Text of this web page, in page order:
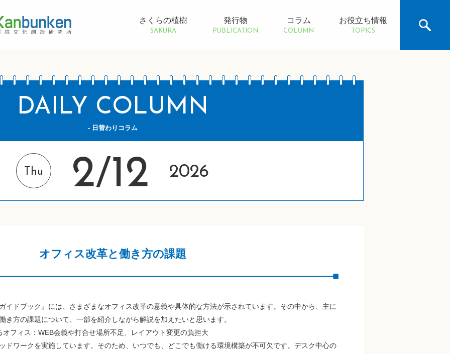
さくらの植樹
SAKURA
発行物
PUBLICATION
コラム
COLUMN
お役立ち情報
TOPICS
DAILY COLUMN
- 日替わりコラム
Thu 2/12 2026
オフィス改革と働き方の課題
ドブック』には、さまざまなオフィス改革の意義や具体的な方法が示されています。その中から、主に
き方の課題について、一部を紹介しながら解説を加えたいと思います。
フィス：WEB会義や打合せ場所不足、レイアウト変更の負担大
ークを実施しています。そのため、いつでも、どこでも働ける環境構築が不可欠です。デスク中心の